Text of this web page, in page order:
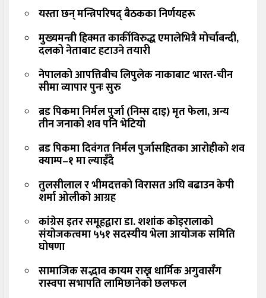
यस्ता छन् मन्त्रिपरिषद् बैठकका निर्णयहरू
मुख्यमन्त्री हिक्मत कार्कीविरुद्ध एमालेभित्रै मोर्चाबन्दी,
दलको नेताबाट हटाउने तयारी
नेपालको आपत्तिबीच लिपुलेक नाकाबाट भारत-चीन
सीमा व्यापार पुनः सुरु
ब्रड पिकमा निर्मल पुर्जा (निम्स दाइ) मृत फेला, अन्य
तीन जनाको शव पनि भेटियो
ब्रड पिकमा दिवंगत निर्मल पुर्जासहितका आरोहीको शव
क्याम्प–१ मा ल्याइँदै
तुलसीलाल र भीमदत्तको विरासत अघि बढाउन केपी
शर्मा ओलीको आग्रह
कांग्रेस इतर समूहद्वारा डा. शशांक कोइरालाको
संयोजकत्वमा ५५१ सदस्यीय भेला आयोजक समिति
घोषणा
सामाजिक सद्भाव कायम राख्न धार्मिक अगुवासँग
रास्वपा सभापति लामिछानेको छलफल